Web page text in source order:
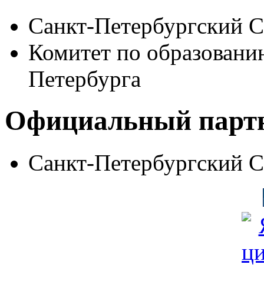
Санкт-Петербургский
Комитет по
Петербурга
Официальный
Санкт-Петербургский